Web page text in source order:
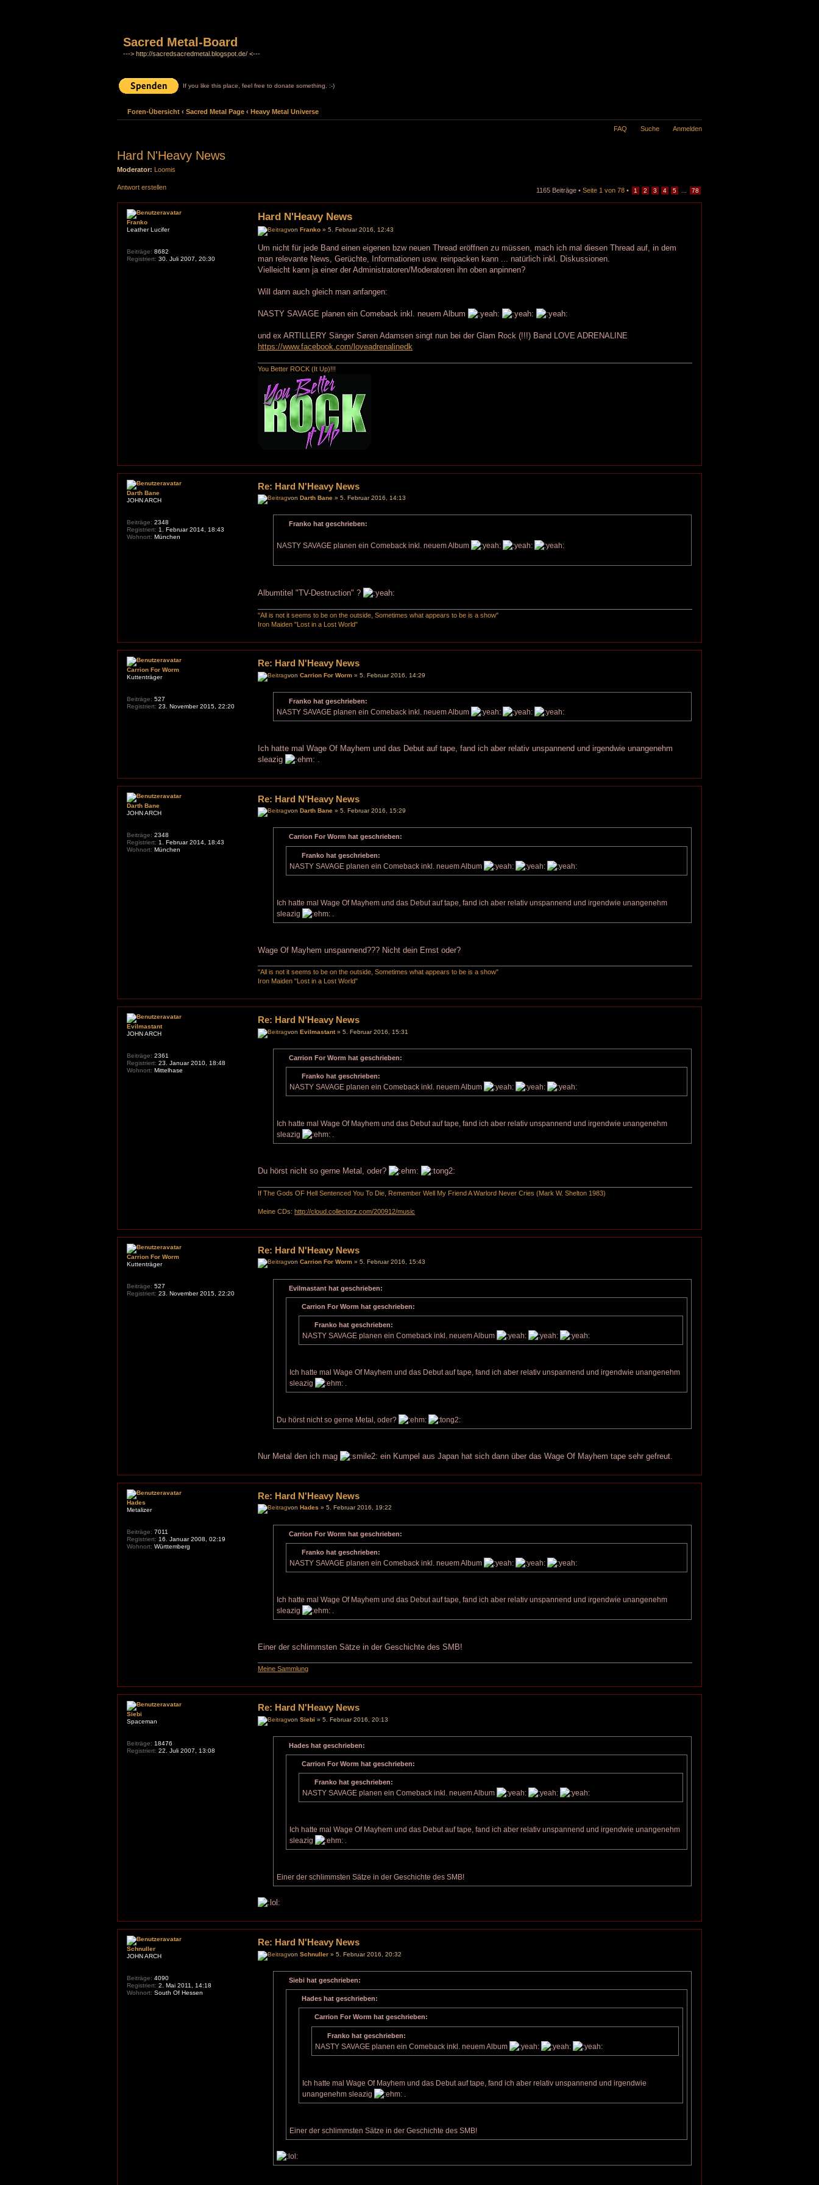
Sacred Metal-Board
---> http://sacredsacredmetal.blogspot.de/ <---
If you like this place, feel free to donate something. :-)
Foren-Übersicht ‹ Sacred Metal Page ‹ Heavy Metal Universe
FAQ Suche Anmelden
Hard N'Heavy News
Moderator: Loomis
Antwort erstellen 1165 Beiträge • Seite 1 von 78 • 1 2 3 4 5 78
Hard N'Heavy News
vonFranko » 5. Februar 2016, 12:43
Um nicht für jede Band einen eigenen bzw neuen Thread eröffnen zu müssen, mach ich mal diesen Thread auf, in dem
man relevante News, Gerüchte, Informationen usw. reinpacken kann ... natürlich inkl. Diskussionen.
Vielleicht kann ja einer der Administratoren/Moderatoren ihn oben anpinnen?
Will dann auch gleich man anfangen:
NASTY SAVAGE planen ein Comeback inkl. neuem Album
und ex ARTILLERY Sänger Søren Adamsen singt nun bei der Glam Rock (!!!) Band LOVE ADRENALINE
https://www.facebook.com/loveadrenalinedk
You Better ROCK (It Up)!!!
Franko
Leather Lucifer
Beiträge: 8682
Registriert: 30. Juli 2007, 20:30
Re: Hard N'Heavy News
vonDarth Bane » 5. Februar 2016, 14:13
Franko hat geschrieben:
NASTY SAVAGE planen ein Comeback inkl. neuem Album
Albumtitel "TV-Destruction" ?
"All is not it seems to be on the outside, Sometimes what appears to be is a show"
Iron Maiden "Lost in a Lost World"
Darth Bane
JOHN ARCH
Beiträge: 2348
Registriert: 1. Februar 2014, 18:43
Wohnort: München
Re: Hard N'Heavy News
vonCarrion For Worm » 5. Februar 2016, 14:29
Franko hat geschrieben:
NASTY SAVAGE planen ein Comeback inkl. neuem Album
Ich hatte mal Wage Of Mayhem und das Debut auf tape, fand ich aber relativ unspannend und irgendwie unangenehm
sleazig
Carrion For Worm
Kuttenträger
Beiträge: 527
Registriert: 23. November 2015, 22:20
Re: Hard N'Heavy News
vonDarth Bane » 5. Februar 2016, 15:29
Carrion For Worm hat geschrieben:
Franko hat geschrieben:
NASTY SAVAGE planen ein Comeback inkl. neuem Album
Ich hatte mal Wage Of Mayhem und das Debut auf tape, fand ich aber relativ unspannend und irgendwie unangenehm
sleazig
Wage Of Mayhem unspannend??? Nicht dein Ernst oder?
"All is not it seems to be on the outside, Sometimes what appears to be is a show"
Iron Maiden "Lost in a Lost World"
Darth Bane
JOHN ARCH
Beiträge: 2348
Registriert: 1. Februar 2014, 18:43
Wohnort: München
Re: Hard N'Heavy News
vonEvilmastant» 5. Februar 2016, 15:31
Carrion For Worm hat geschrieben:
Franko hat geschrieben:
NASTY SAVAGE planen ein Comeback inkl. neuem Album
Ich hatte mal Wage Of Mayhem und das Debut auf tape, fand ich aber relativ unspannend und irgendwie unangenehm
sleazig
.
Du hörst nicht so gerne Metal, oder?
If The Gods OF Hell Sentenced You To Die, Remember Well My Friend A Warlord Never Cries (Mark W. Shelton 1983)
Meine CDs:http://cloud.collectorz.com/200912/music
Evilmastant
JOHN ARCH
Beiträge: 2361
Registriert: 23. Januar 2010, 18:48
Wohnort: Mittelhase
Re: Hard N'Heavy News
vonCarrion For Worm » 5. Februar 2016, 15:43
Evilmastant hat geschrieben:
Carrion For Worm hat geschrieben:
Franko hat geschrieben:
NASTY SAVAGE planen ein Comeback inkl. neuem Album
Ich hatte mal Wage Of Mayhem und das Debut auf tape, fand ich aber relativ unspannend und irgendwie unangenehm
sleazig
.
Du hörst nicht so gerne Metal, oder?
Nur Metal den ich mag ein Kumpel aus Japan hat sich dann über das Wage Of Mayhem tape sehr gefreut.
Carrion For Worm
Kuttenträger
Beiträge: 527
Registriert: 23. November 2015, 22:20
Re: Hard N'Heavy News
von Hades » 5. Februar 2016, 19:22
Carrion For Worm hat geschrieben:
Franko hat geschrieben:
NASTY SAVAGE planen ein Comeback inkl. neuem Album
Ich hatte mal Wage Of Mayhem und das Debut auf tape, fand ich aber relativ unspannend und irgendwie unangenehm
sleazig
Einer der schlimmsten Sätze in der Geschichte des SMB!
Meine Sammlung
Hades
Metalizer
Beiträge: 7011
Registriert: 16. Januar 2008, 02:19
Wohnort: Württemberg
Re: Hard N'Heavy News
vonSiebi » 5. Februar 2016, 20:13
Hades hat geschrieben:
Carrion For Worm hat geschrieben:
Franko hat geschrieben:
NASTY SAVAGE planen ein Comeback inkl. neuem Album
Ich hatte mal Wage Of Mayhem und das Debut auf tape, fand ich aber relativ unspannend und irgendwie unangenehm
sleazig
.
Einer der schlimmsten Sätze in der Geschichte des SMB!
Siebi
Spaceman
Beiträge: 18476
Registriert: 22. Juli 2007, 13:08
Re: Hard N'Heavy News
vonSchnuller » 5. Februar 2016, 20:32
Siebi hat geschrieben:
Hades hat geschrieben:
Carrion For Worm hat geschrieben:
Franko hat geschrieben:
NASTY SAVAGE planen ein Comeback inkl. neuem Album
Ich hatte mal Wage Of Mayhem und das Debut auf tape, fand ich aber relativ unspannend und irgendwie
unangenehm sleazig
Einer der schlimmsten Sätze in der Geschichte des SMB!
Schnuller
JOHN ARCH
Beiträge: 4090
Registriert: 2. Mai 2011, 14:18
Wohnort: South Of Hessen